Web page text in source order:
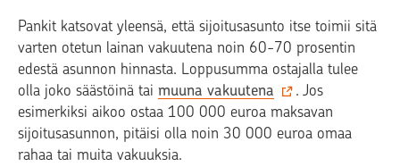
Pankit katsovat yleensä, että sijoitusasunto itse toimii sitä
varten otetun lainan vakuutena noin 60-70 prosentin
edestä asunnon hinnasta. Loppusumma ostajalla tulee
olla joko säästöinä tai muuna vakuutena
. Jos
esimerkiksi aikoo ostaa 100 000 euroa maksavan
sijoitusasunnon, pitäisi olla noin 30 000 euroa omaa
rahaa tai muita vakuuksia.